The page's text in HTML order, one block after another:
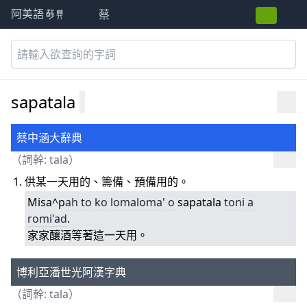
阿美語萌典 蔡
sapatala
蔡中涵大辭典
（詞幹: tala）
供某一天用的、籌備、預備用的。
Misa^pah to ko lomaloma' o sapatala toni a
romi'ad.
家家釀酒等著這一天用。
博利亞潘世光阿漢字典
（詞幹: tala）